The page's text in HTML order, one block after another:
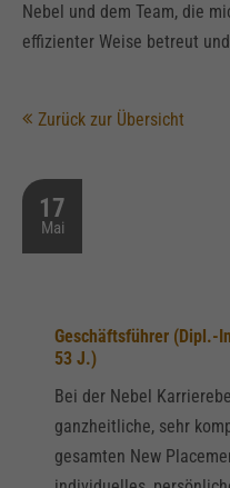
Nebel und dem Team, die
effizienter Weise betreut
Zurück zur Übersicht
17
Mai
Geschäftsführer (Dipl.-
53 J.)
Bei der Nebel
ganzheitliche, sehr
gesamten New